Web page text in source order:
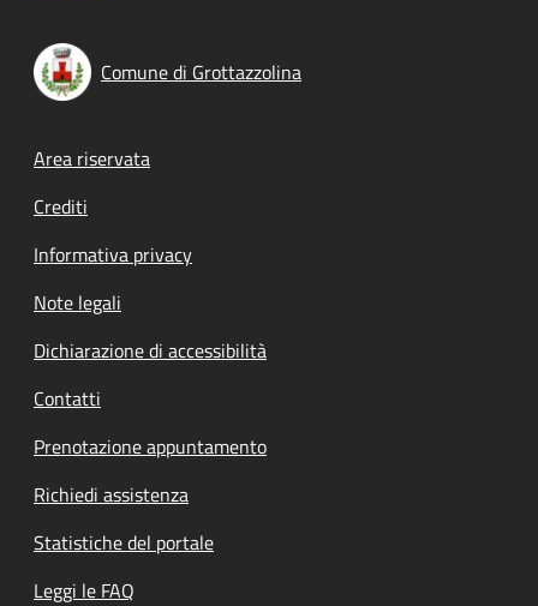
Comune di Grottazzolina
Footer menu
Area riservata
Crediti
Informativa privacy
Note legali
Dichiarazione di accessibilità
Contatti
Prenotazione appuntamento
Richiedi assistenza
Statistiche del portale
Leggi le FAQ